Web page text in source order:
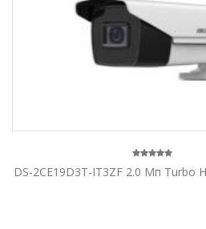
DS-2CE19D3T-IT3ZF 2.0 Мп Turbo